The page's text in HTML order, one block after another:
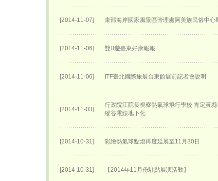
[2014-11-07] 東部海岸國家風景區管理處阿美族民俗中
[2014-11-06] 雙B遊臺東好康報報
[2014-11-06] ITF臺北國際旅展台東館展前記者會說明
[2014-11-03]
行政院江院長視察熱氣球飛行學校 肯定黃
縱谷電線地下化
[2014-10-31] 彩繪熱氣球點燈再度延展至11月30日
[2014-10-31] 【2014年11月份駐點展演活動】